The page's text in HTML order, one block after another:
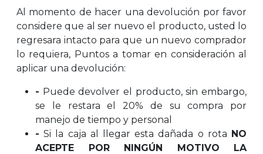
Al momento de hacer una devolución por favor
considere que al ser nuevo el producto, usted lo
regresara intacto para que un nuevo comprador
lo requiera, Puntos a tomar en consideración al
aplicar una devolución:
- Puede devolver el producto, sin embargo,
se le restara el 20% de su compra por
manejo de tiempo y personal
- Si la caja al llegar esta dañada o rota NO
ACEPTE POR NINGÚN MOTIVO LA